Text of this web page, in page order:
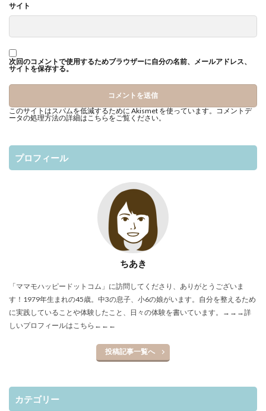
サイト
次回のコメントで使用するためブラウザーに自分の名前、メールアドレス、
サイトを保存する。
このサイトはスパムを低減するために Akismet を使っています。コメントデ
ータの処理方法の詳細はこちらをご覧ください。
プロフィール
ちあき
「ママモハッピードットコム」に訪問してくださり、ありがとうございま
す！1979年生まれの45歳。中3の息子、小6の娘がいます。自分を整えるため
に実践していることや体験したこと、日々の体験を書いています。
→→→詳
しいプロフィールはこちら←←←
投稿記事一覧へ
カテゴリー